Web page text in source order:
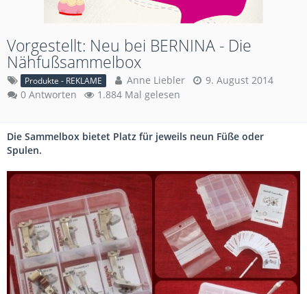
Vorgestellt: Neu bei BERNINA - Die
Nähfußsammelbox
Produkte - REKLAME Anne Liebler
9. August 2014
0 Antworten
1.884 Mal gelesen
Die Sammelbox bietet Platz für jeweils neun Füße oder
Spulen.